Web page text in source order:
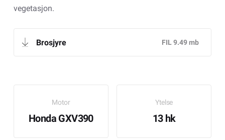
vegetasjon.
Brosjyre
Motor
Honda GXV390
Ytelse
13 hk